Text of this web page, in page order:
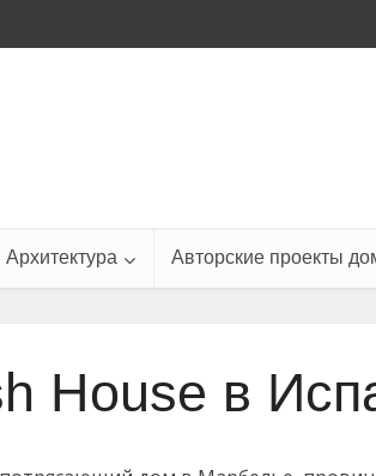
Архитектура Авторские проекты
House в